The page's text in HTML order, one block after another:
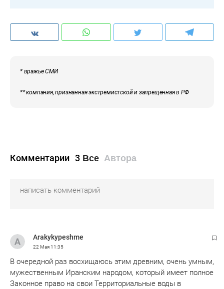
* вражье СМИ
** компания, признанная экстремистской и запрещенная в РФ
Комментарии 3 Все Автора
Arakykypeshme
22 Мая11:35
В очередной раз восхищаюсь этим древним, очень умным,
мужественным Иранским народом, который имеет полное
Законное право на свои Территориальные воды в